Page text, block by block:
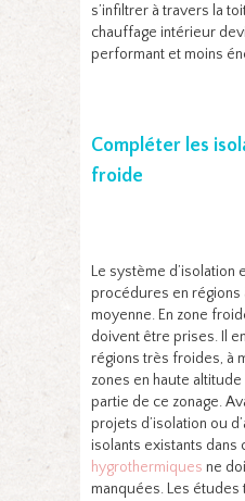
s’infiltrer à travers la
chauffage intérieur
performant et moins
Compléter les
froide
Le système d’isolation
procédures en régions
moyenne. En zone
doivent être prises. Il
régions très froides, à
zones en haute
partie de ce zonage.
projets d’isolation ou
isolants existants dans
hygrothermiques ne
manquées. Les